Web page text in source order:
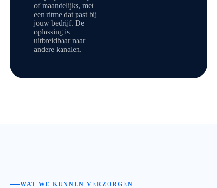
of maandelijks, met
een ritme dat past bij
jouw bedrijf. De
oplossing is
uitbreidbaar naar
andere kanalen.
WAT WE KUNNEN VERZORGEN